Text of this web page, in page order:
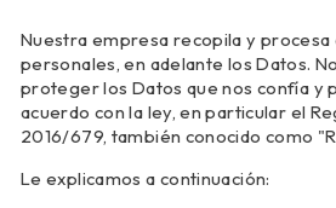
Nuestra empresa recopila y procesa
personales, en adelante los Datos.
proteger los Datos que nos confía y
acuerdo con la ley, en particular el
2016/679, también conocido como
Le explicamos a continuación: